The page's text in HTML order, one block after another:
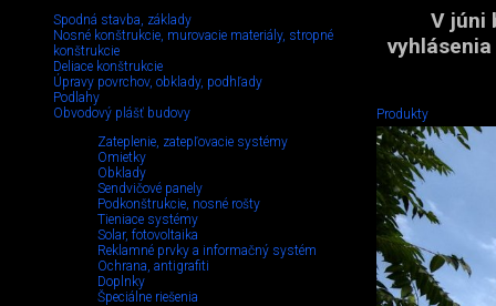
Spodná stavba, základy
Nosné konštrukcie, murovacie materiály, stropné
konštrukcie
Deliace konštrukcie
Úpravy povrchov, obklady, podhľady
Podlahy
Obvodový plášť budovy
Zateplenie, zatepľovacie systémy
Omietky
Obklady
Sendvičové panely
Podkonštrukcie, nosné rošty
Tieniace systémy
Solar, fotovoltaika
Reklamné prvky a informačný systém
Ochrana, antigrafiti
Doplnky
Špeciálne riešenia
V júni
Produkty